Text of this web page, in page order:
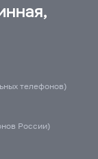
телефонов)
России)